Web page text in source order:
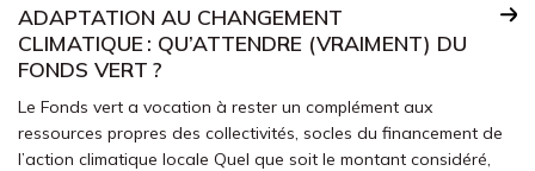
ADAPTATION AU CHANGEMENT
CLIMATIQUE : QU’ATTENDRE (VRAIMENT) DU
FONDS VERT ?
Le Fonds vert a vocation à rester un complément aux
ressources propres des collectivités, socles du financement de
l’action climatique locale Quel que soit le montant considéré,